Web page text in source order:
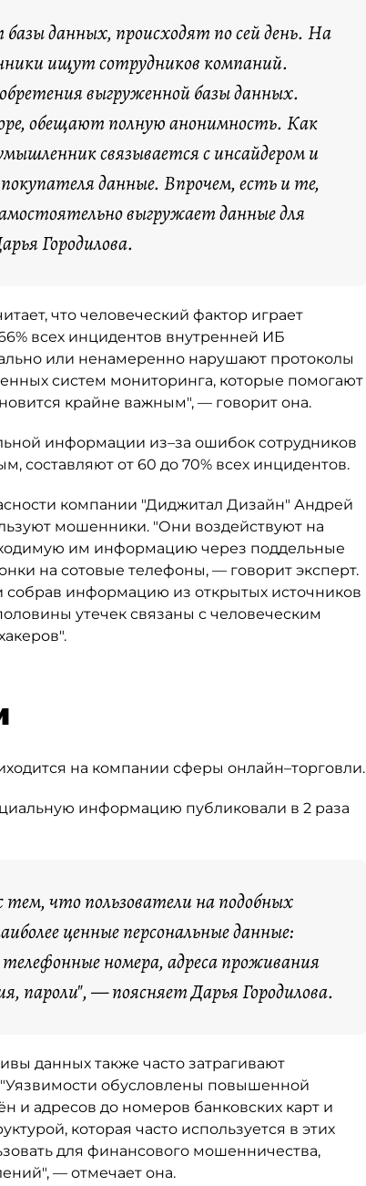
данных, происходят по сей день. На
ищут сотрудников компаний.
выгруженной базы данных.
обещают полную анонимность. Как
связывается с инсайдером и
данные. Впрочем, есть и те,
выгружает данные для
Городилова.
что человеческий фактор играет
всех инцидентов внутренней ИБ
или ненамеренно нарушают протоколы
систем мониторинга, которые помогают
крайне важным", — говорит она.
информации из–за ошибок сотрудников
составляют от 60 до 70% всех инцидентов.
компании "Диджитал Дизайн" Андрей
мошенники. "Они воздействуют на
им информацию через поддельные
на сотовые телефоны, — говорит эксперт.
информацию из открытых источников
утечек связаны с человеческим
на компании сферы онлайн–торговли.
информацию публиковали в 2 раза
тем, что пользователи на подобных
ценные персональные данные:
номера, адреса проживания
пароли", — поясняет Дарья Городилова.
данных также часто затрагивают
обусловлены повышенной
и адресов до номеров банковских карт и
которая часто используется в этих
для финансового мошенничества,
— отмечает она.